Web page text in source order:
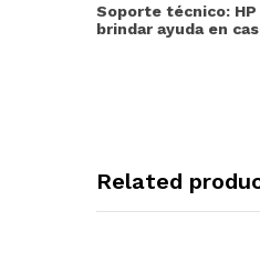
Soporte técnico:
brindar ayuda en
Related